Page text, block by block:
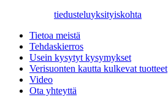
tiedusteluyksityiskohta
Tietoa meistä
Tehdaskierros
Usein kysytyt kysymykset
Verisuonten kautta kulkevat tuotteet
Video
Ota yhteyttä